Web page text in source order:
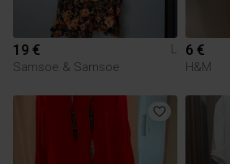
19 €
L
Samsoe & Samsoe
6 €
H&M